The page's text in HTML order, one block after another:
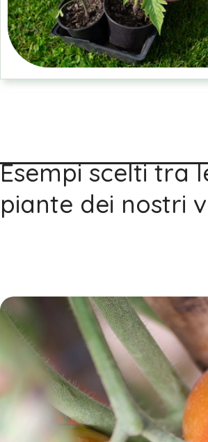
Esempi scelti tra
piante dei nostri